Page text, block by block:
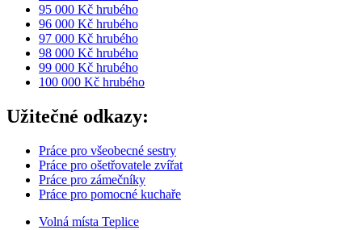
95 000 Kč hrubého
96 000 Kč hrubého
97 000 Kč hrubého
98 000 Kč hrubého
99 000 Kč hrubého
100 000 Kč hrubého
Užitečné odkazy:
Práce pro všeobecné sestry
Práce pro ošetřovatele zvířat
Práce pro zámečníky
Práce pro pomocné kuchaře
Volná místa Teplice